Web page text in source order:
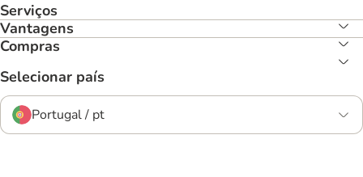
Serviços
Vantagens
Compras
Selecionar país
Portugal / pt